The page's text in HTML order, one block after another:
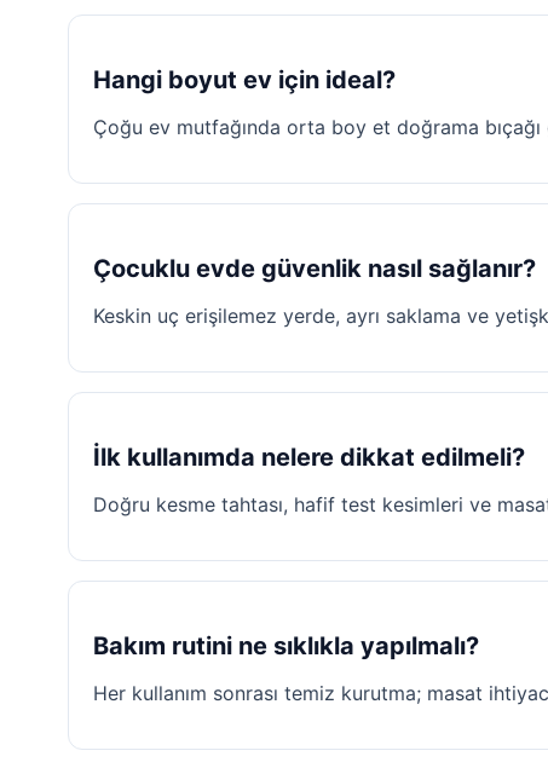
Hangi boyut ev için ideal?
Çoğu ev mutfağında orta boy et doğrama
Çocuklu evde güvenlik nasıl sağlanır?
Keskin uç erişilemez yerde, ayrı saklama ve
İlk kullanımda nelere dikkat edilmeli?
Doğru kesme tahtası, hafif test kesimleri ve masat
Bakım rutini ne sıklıkla yapılmalı?
Her kullanım sonrası temiz kurutma; masat